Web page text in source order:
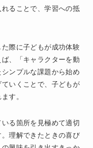
ることで、学習への抵
際に子どもが成功体験
、「キャラクターを動
ンプルな課題から始め
いくことで、子どもが
す。
る箇所を見極めて適切
理解できたときの喜び